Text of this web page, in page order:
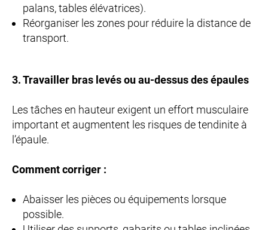
palans, tables élévatrices).
Réorganiser les zones pour réduire la distance de
transport.
3. Travailler bras levés ou au-dessus des épaules
Les tâches en hauteur exigent un effort musculaire
important et augmentent les risques de tendinite à
l’épaule.
Comment corriger :
Abaisser les pièces ou équipements lorsque
possible.